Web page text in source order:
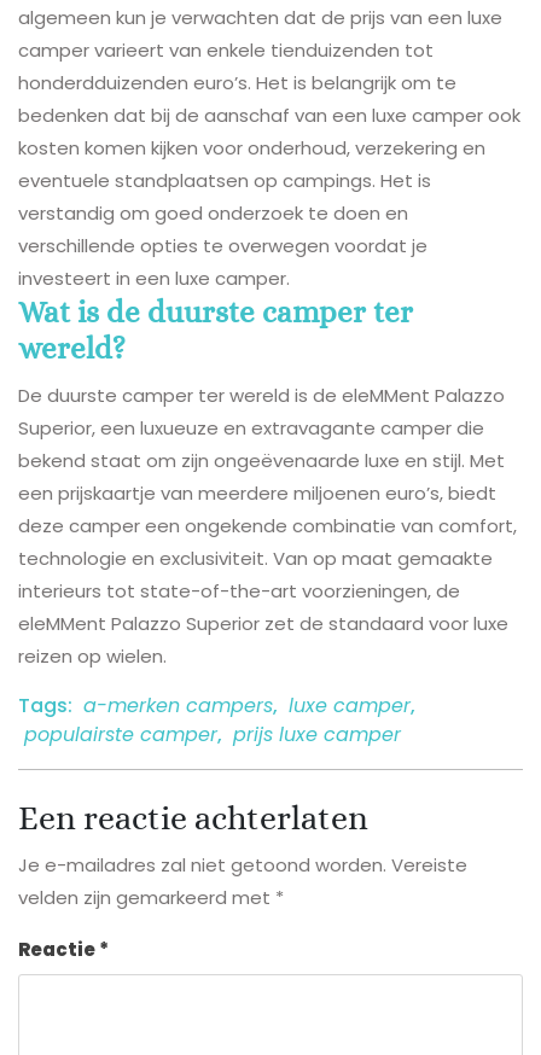
algemeen kun je verwachten dat de prijs van een luxe
camper varieert van enkele tienduizenden tot
honderdduizenden euro’s. Het is belangrijk om te
bedenken dat bij de aanschaf van een luxe camper ook
kosten komen kijken voor onderhoud, verzekering en
eventuele standplaatsen op campings. Het is
verstandig om goed onderzoek te doen en
verschillende opties te overwegen voordat je
investeert in een luxe camper.
Wat is de duurste camper ter
wereld?
De duurste camper ter wereld is de eleMMent Palazzo
Superior, een luxueuze en extravagante camper die
bekend staat om zijn ongeëvenaarde luxe en stijl. Met
een prijskaartje van meerdere miljoenen euro’s, biedt
deze camper een ongekende combinatie van comfort,
technologie en exclusiviteit. Van op maat gemaakte
interieurs tot state-of-the-art voorzieningen, de
eleMMent Palazzo Superior zet de standaard voor luxe
reizen op wielen.
Tags: a-merken campers, luxe camper,
populairste camper, prijs luxe camper
Een reactie achterlaten
Je e-mailadres zal niet getoond worden. Vereiste
velden zijn gemarkeerd met *
Reactie*